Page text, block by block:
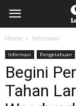
lemkayu.net
Lem
Home Informasi
Informasi Pengetahuan
Begini
Tahan